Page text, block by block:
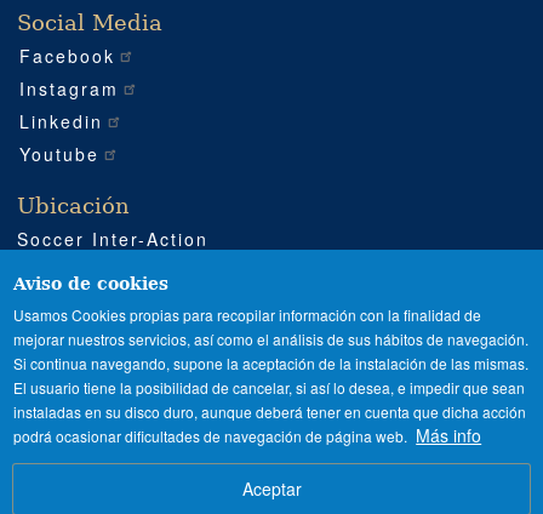
Social Media
Facebook
Instagram
Linkedin
Youtube
Ubicación
Soccer Inter-Action
Enguera (Valencia)
+34 962 224 243
+34 685 911 364
sia@soccerinteraction.academy
SPANISH ENGLISH
Aviso de cookies
Usamos Cookies propias para recopilar información con la finalidad de
mejorar nuestros servicios, así como el análisis de sus hábitos de navegación.
Si continua navegando, supone la aceptación de la instalación de las mismas.
El usuario tiene la posibilidad de cancelar, si así lo desea, e impedir que sean
instaladas en su disco duro, aunque deberá tener en cuenta que dicha acción
podrá ocasionar dificultades de navegación de página web. Más info
Aceptar